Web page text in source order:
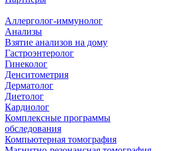
Аллерголог-иммунолог
Анализы
Взятие анализов на дому
Гастроэнтеролог
Гинеколог
Денситометрия
Дерматолог
Диетолог
Кардиолог
Комплексные программы
обследования
Компьютерная томография